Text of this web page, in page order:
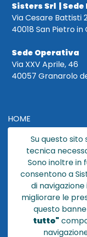
Sisters Srl | Sede
Via Cesare Battisti
40018 San Pietro in
Sede Operativa
Via XXV Aprile, 46
40057 Granarolo
HOME
CATALOGO
CHI SIAMO
NEWS
CONTATTACI
CONDIZIONI DI
POLICY PRIVACY
NOTE LEGALI
Su questo
tecnica
Sono inoltre in
consentono a
di
migliorare le
questo
tutto"